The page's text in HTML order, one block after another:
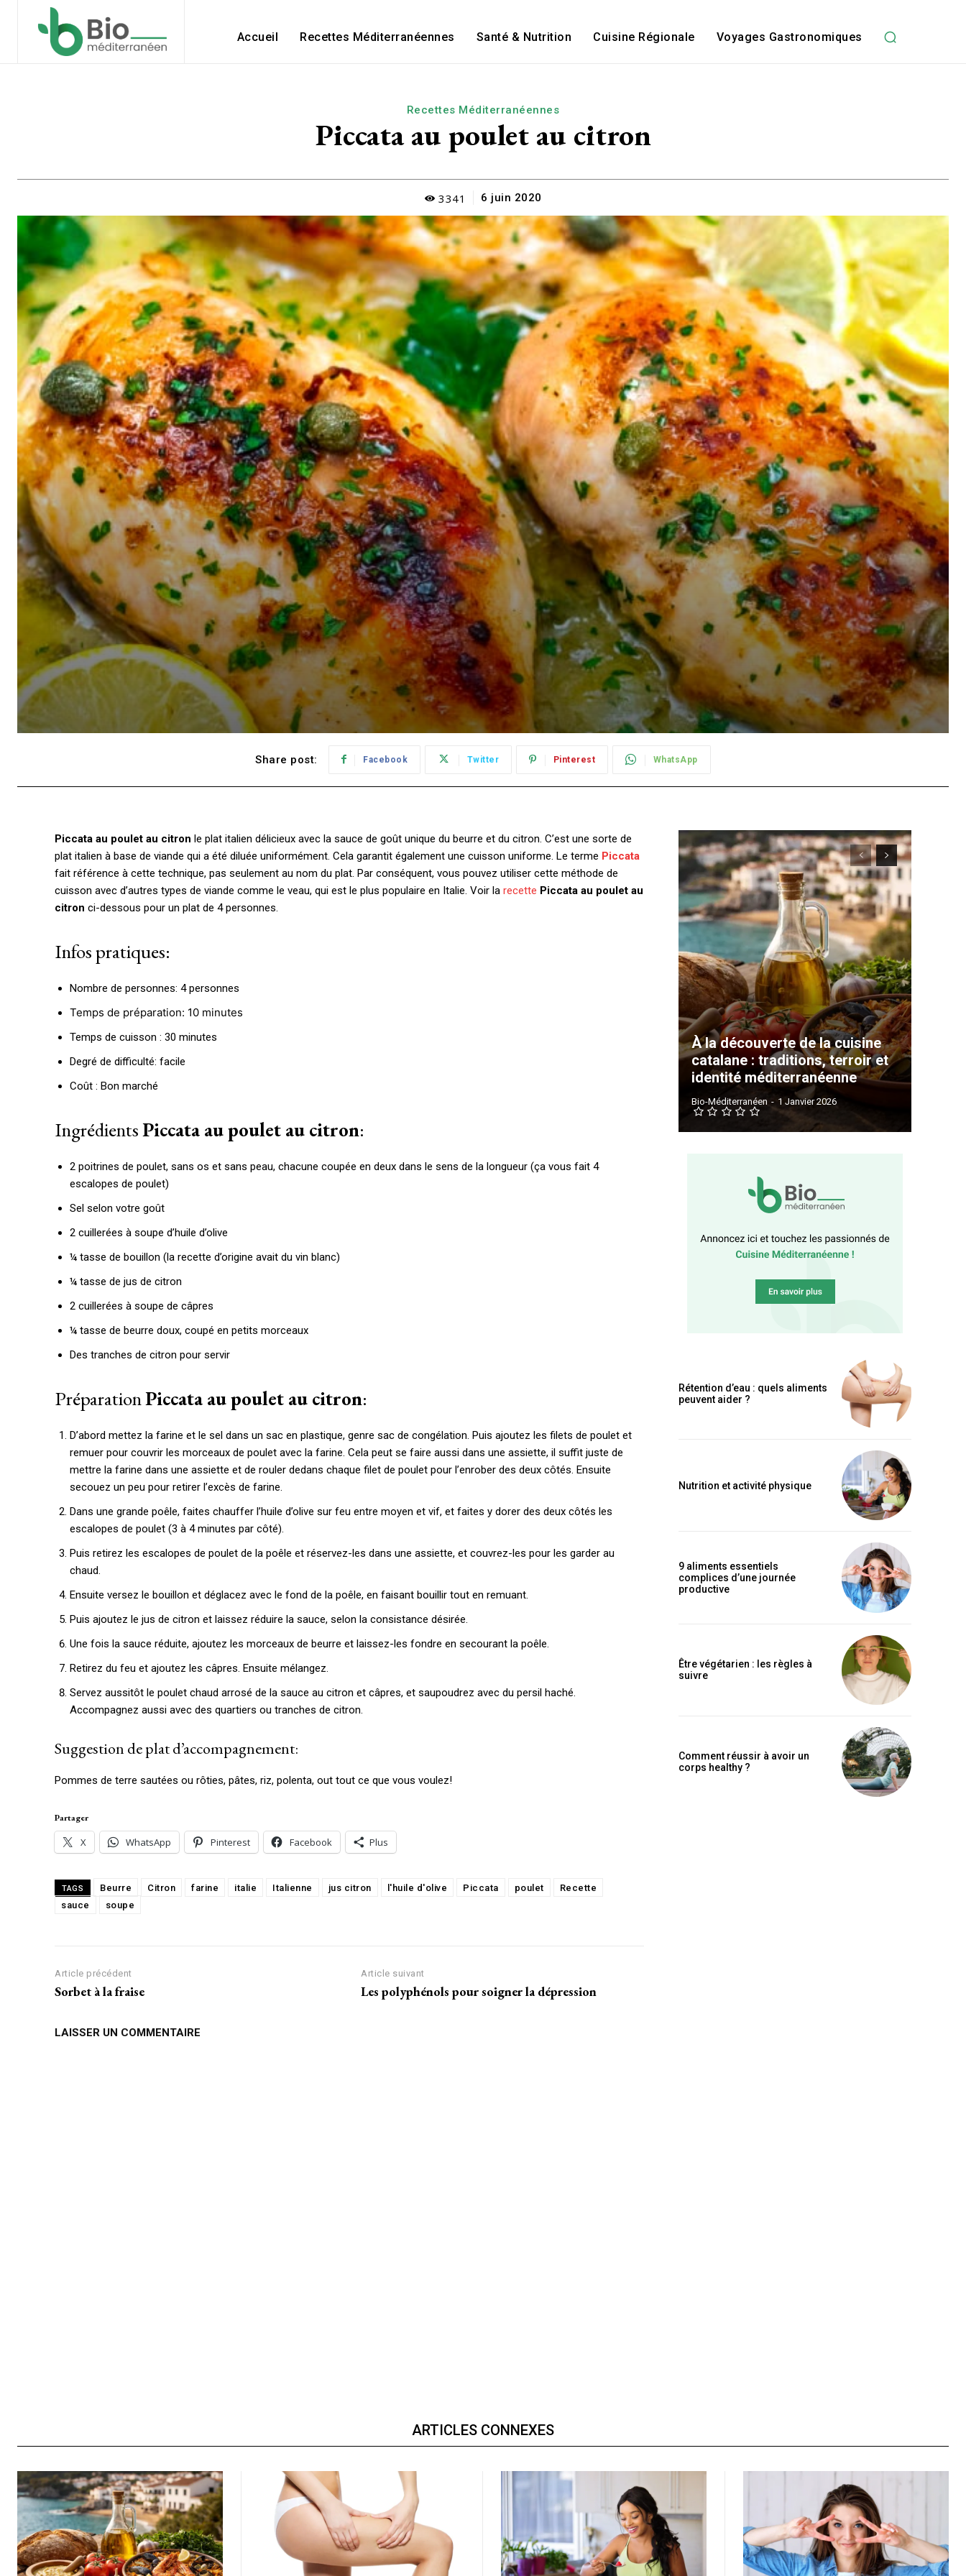
Accueil Recettes Méditerranéennes Santé & Nutrition Cuisine Régionale Voyages Gastronomiques
Recettes Méditerranéennes
Piccata au poulet au citron
3341 6 juin 2020
Share post: Facebook Twitter Pinterest WhatsApp
Piccata au poulet au citron le plat italien délicieux avec la sauce de goût unique du beurre et du citron. C’est une sorte de
plat italien à base de viande qui a été diluée uniformément. Cela garantit également une cuisson uniforme. Le terme Piccata
fait référence à cette technique, pas seulement au nom du plat. Par conséquent, vous pouvez utiliser cette méthode de
cuisson avec d’autres types de viande comme le veau, qui est le plus populaire en Italie. Voir la recette Piccata au poulet au
citron ci-dessous pour un plat de 4 personnes.
Infos pratiques:
Nombre de personnes: 4 personnes
Temps de préparation: 10 minutes
Temps de cuisson : 30 minutes
Degré de difficulté: facile
Coût : Bon marché
IngrédientsPiccata au poulet au citron:
2 poitrines de poulet, sans os et sans peau, chacune coupée en deux dans le sens de la longueur (ça vous fait 4
escalopes de poulet)
Sel selon votre goût
2 cuillerées à soupe d’huile d’olive
¼ tasse de bouillon (la recette d’origine avait du vin blanc)
¼ tasse de jus de citron
2 cuillerées à soupe de câpres
¼ tasse de beurre doux, coupé en petits morceaux
Des tranches de citron pour servir
PréparationPiccata au poulet au citron:
D’abord mettez la farine et le sel dans un sac en plastique, genre sac de congélation. Puis ajoutez les filets de poulet et
remuer pour couvrir les morceaux de poulet avec la farine. Cela peut se faire aussi dans une assiette, il suffit juste de
mettre la farine dans une assiette et de rouler dedans chaque filet de poulet pour l’enrober des deux côtés. Ensuite
secouez un peu pour retirer l’excès de farine.
Dans une grande poêle, faites chauffer l’huile d’olive sur feu entre moyen et vif, et faites y dorer des deux côtés les
escalopes de poulet (3 à 4 minutes par côté).
Puis retirez les escalopes de poulet de la poêle et réservez-les dans une assiette, et couvrez-les pour les garder au
chaud.
Ensuite versez le bouillon et déglacez avec le fond de la poêle, en faisant bouillir tout en remuant.
Puis ajoutez le jus de citron et laissez réduire la sauce, selon la consistance désirée.
Une fois la sauce réduite, ajoutez les morceaux de beurre et laissez-les fondre en secourant la poêle.
Retirez du feu et ajoutez les câpres. Ensuite mélangez.
Servez aussitôt le poulet chaud arrosé de la sauce au citron et câpres, et saupoudrez avec du persil haché.
Accompagnez aussi avec des quartiers ou tranches de citron.
Suggestion de plat d’accompagnement:
Pommes de terre sautées ou rôties, pâtes, riz, polenta, out tout ce que vous voulez!
Partager
X WhatsApp Pinterest Facebook Plus
TAGS Beurre Citron farine italie Italienne jus citron l'huile d'olive Piccata poulet
Recette
sauce
soupe
Article précédent
Sorbet à la fraise
Article suivant
Les polyphénols pour soigner la dépression
LAISSER UN COMMENTAIRE
À la découverte de la cuisine
catalane : traditions, terroir et
identité méditerranéenne
Bio-Méditerranéen - 1 Janvier 2026
Rétention d’eau : quels aliments
peuvent aider ?
Nutrition et activité physique
9 aliments essentiels
complices d’une journée
productive
Être végétarien : les règles à
suivre
Comment réussir à avoir un
corps healthy ?
ARTICLES CONNEXES